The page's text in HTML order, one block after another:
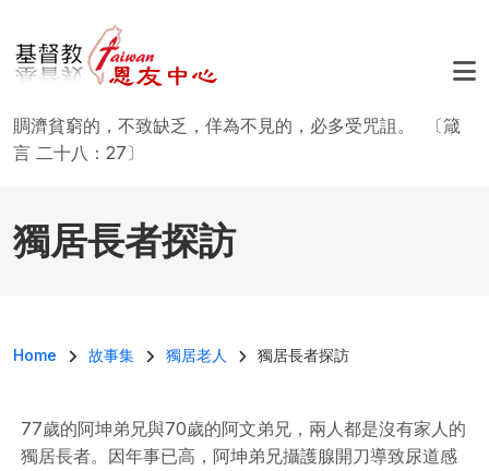
賙濟貧窮的，不致缺乏，佯為不見的，必多受咒詛。 〔箴
言 二十八：27〕
獨居長者探訪
導航連結
Home 故事集 獨居老人 獨居長者探訪
77歲的阿坤弟兄與70歲的阿文弟兄，兩人都是沒有家人的
獨居長者。因年事已高，阿坤弟兄攝護腺開刀導致尿道感